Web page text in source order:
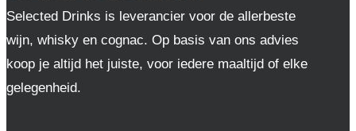
Selected Drinks is leverancier voor de allerbeste
wijn, whisky en cognac. Op basis van ons advies
koop je altijd het juiste, voor iedere maaltijd of elke
gelegenheid.